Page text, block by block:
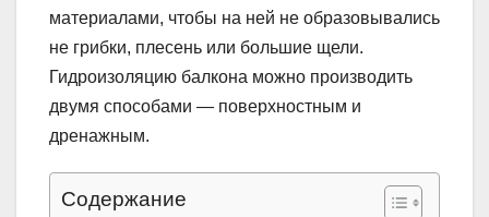
материалами, чтобы на ней не образовывались
не грибки, плесень или большие щели.
Гидроизоляцию балкона можно производить
двумя способами — поверхностным и
дренажным.
Содержание